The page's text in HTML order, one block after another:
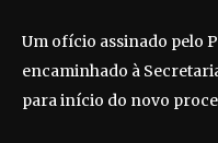
Um ofício assinado pelo
encaminhado à
para início do novo